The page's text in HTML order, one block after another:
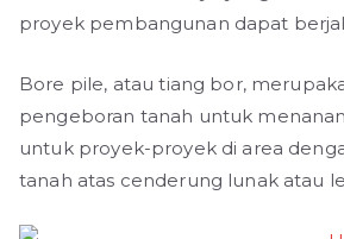
proyek pembangunan dapat
Bore pile, atau tiang bor,
pengeboran tanah untuk
untuk proyek-proyek di area
tanah atas cenderung lunak atau